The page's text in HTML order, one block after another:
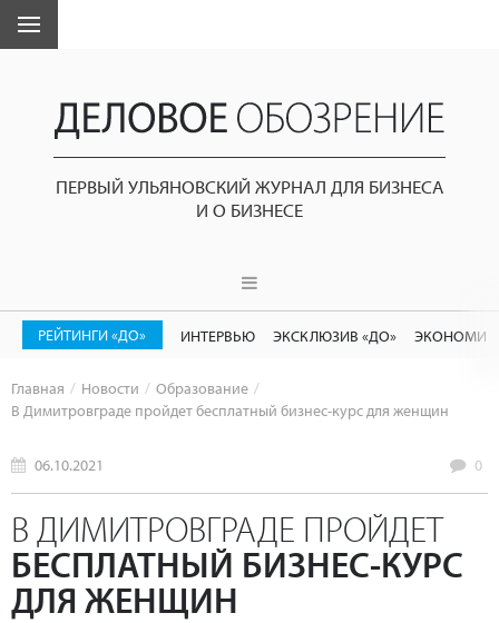
ПЕРВЫЙ УЛЬЯНОВСКИЙ ЖУРНАЛ ДЛЯ БИЗНЕСА
И О БИЗНЕСЕ
РЕЙТИНГИ «ДО» ИНТЕРВЬЮ ЭКСКЛЮЗИВ «ДО»
Главная Новости
Образование
В Димитровграде пройдет бесплатный бизнес-курс для женщин
06.10.2021 0
В ДИМИТРОВГРАДЕ ПРОЙДЕТ
БЕСПЛАТНЫЙ БИЗНЕС-КУРС
ДЛЯ ЖЕНЩИН